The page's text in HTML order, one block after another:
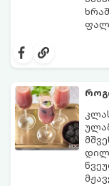
და